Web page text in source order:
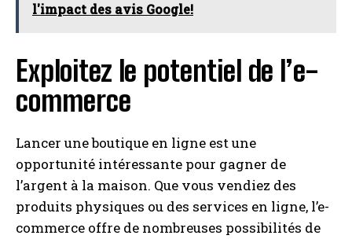
l'impact des avis Google!
Exploitez le potentiel de l’e-
commerce
Lancer une boutique en ligne est une
opportunité intéressante pour gagner de
l’argent à la maison. Que vous vendiez des
produits physiques ou des services en ligne, l’e-
commerce offre de nombreuses possibilités de